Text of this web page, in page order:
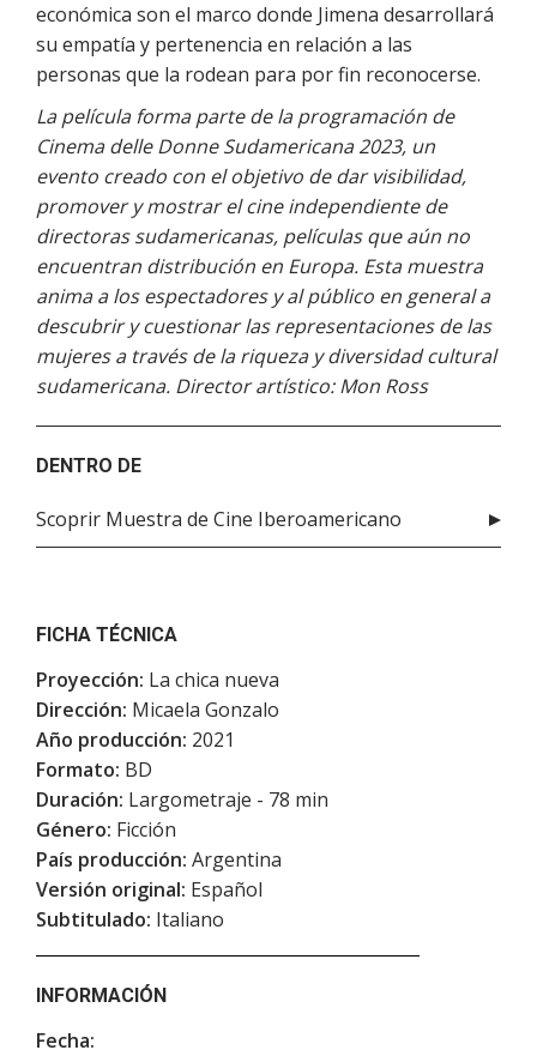
económica son el marco donde Jimena desarrollará
su empatía y pertenencia en relación a las
personas que la rodean para por fin reconocerse.
La película forma parte de la programación de
Cinema delle Donne Sudamericana 2023, un
evento creado con el objetivo de dar visibilidad,
promover y mostrar el cine independiente de
directoras sudamericanas, películas que aún no
encuentran distribución en Europa. Esta muestra
anima a los espectadores y al público en general a
descubrir y cuestionar las representaciones de las
mujeres a través de la riqueza y diversidad cultural
sudamericana. Director artístico: Mon Ross
DENTRO DE
Scoprir Muestra de Cine Iberoamericano
FICHA TÉCNICA
Proyección: La chica nueva
Dirección: Micaela Gonzalo
Año producción: 2021
Formato: BD
Duración: Largometraje - 78 min
Género: Ficción
País producción: Argentina
Versión original: Español
Subtitulado: Italiano
INFORMACIÓN
Fecha: